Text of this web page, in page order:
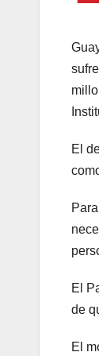
El
El
de
El